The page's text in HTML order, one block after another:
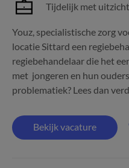
Tijdelijk met
Youz, specialistische zorg
locatie Sittard een
regiebehandelaar die het
met jongeren en hun
problematiek? Lees dan
Bekijk vacature